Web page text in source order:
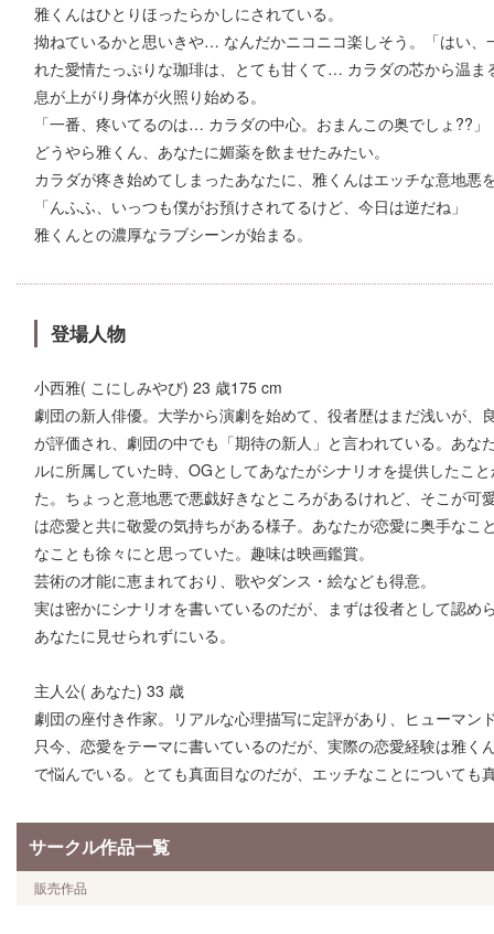
雅くんはひとりほったらかしにされている。
拗ねているかと思いきや… なんだかニコニコ楽しそう。「はい、
れた愛情たっぷりな珈琲は、とても甘くて… カラダの芯から温ま
息が上がり身体が火照り始める。
「一番、疼いてるのは… カラダの中心。おまんこの奥でしょ??」
どうやら雅くん、あなたに媚薬を飲ませたみたい。
カラダが疼き始めてしまったあなたに、雅くんはエッチな意地悪
「んふふ、いっつも僕がお預けされてるけど、今日は逆だね」
雅くんとの濃厚なラブシーンが始まる。
登場人物
小西雅( こにしみやび) 23 歳175 cm
劇団の新人俳優。大学から演劇を始めて、役者歴はまだ浅いが、
が評価され、劇団の中でも「期待の新人」と言われている。あな
ルに所属していた時、OGとしてあなたがシナリオを提供したこ
た。ちょっと意地悪で悪戯好きなところがあるけれど、そこが可
は恋愛と共に敬愛の気持ちがある様子。あなたが恋愛に奥手なこ
なことも徐々にと思っていた。趣味は映画鑑賞。
芸術の才能に恵まれており、歌やダンス・絵なども得意。
実は密かにシナリオを書いているのだが、まずは役者として認め
あなたに見せられずにいる。
主人公( あなた) 33 歳
劇団の座付き作家。リアルな心理描写に定評があり、ヒューマン
只今、恋愛をテーマに書いているのだが、実際の恋愛経験は雅く
で悩んでいる。とても真面目なのだが、エッチなことについても
サークル作品一覧
販売作品